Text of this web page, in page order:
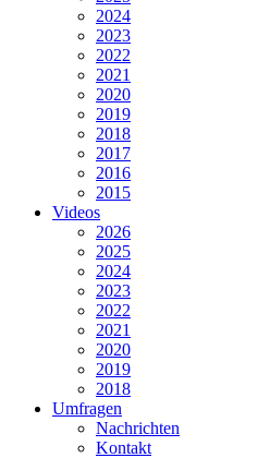
2024
2023
2022
2021
2020
2019
2018
2017
2016
2015
Videos
2026
2025
2024
2023
2022
2021
2020
2019
2018
Umfragen
Nachrichten
Kontakt